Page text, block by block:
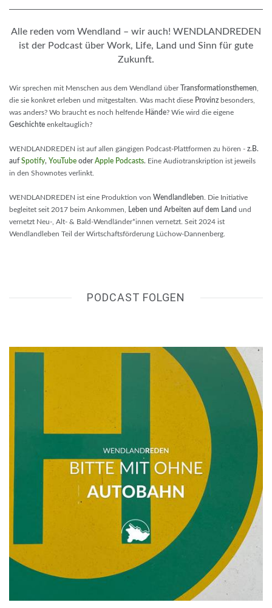
Alle reden vom Wendland – wir auch! WENDLANDREDEN
ist der Podcast über Work, Life, Land und Sinn für gute
Zukunft.
Wir sprechen mit Menschen aus dem Wendland über Transformationsthemen
die sie konkret erleben und mitgestalten. Was macht diese Provinz besonders,
was anders? Wo braucht es noch helfende Hände? Wie wird die eigene
Geschichte enkeltauglich?
WENDLANDREDEN ist auf allen gängigen Podcast-Plattformen zu hören - z.B.
auf Spotify, YouTube oderApple Podcasts. Eine Audiotranskription ist jeweils
in den Shownotes verlinkt.
WENDLANDREDEN ist eine Produktion von Wendlandleben . Die Initiative
begleitet seit 2017 beim Ankommen,
Leben und Arbeiten auf dem Land und
vernetzt Neu-, Alt- & Bald-Wendländer*innen vernetzt. Seit 2024 ist
Wendlandleben Teil der Wirtschaftsförderung Lüchow-Dannenberg.
PODCAST FOLGEN